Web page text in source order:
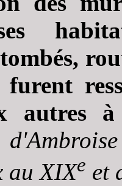
furent
autres
au XIXe et